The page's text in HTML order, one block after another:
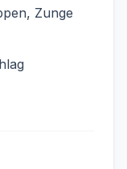
Zunge